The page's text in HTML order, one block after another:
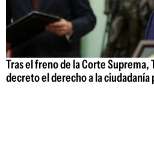
Tras el freno de la Corte
decreto el derecho a la ciudadanía